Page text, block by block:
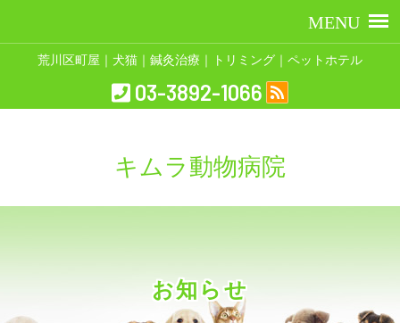
荒川区町屋｜犬猫｜鍼灸治療｜トリミング｜ペットホテル
03-3892-1066
キムラ動物病院
お知らせ